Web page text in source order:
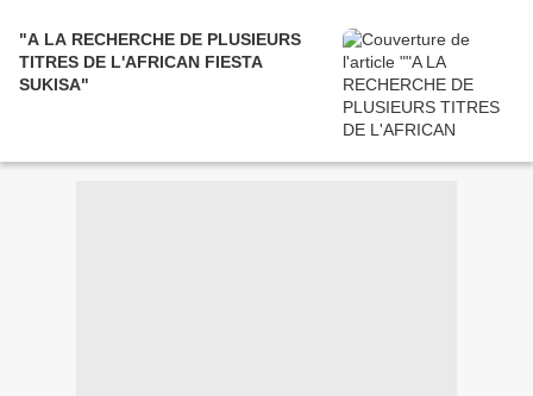
"A LA RECHERCHE DE PLUSIEURS
TITRES DE L'AFRICAN FIESTA
SUKISA"